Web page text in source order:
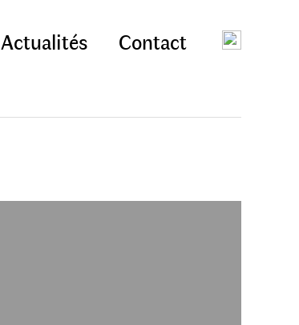
Actualités Contact